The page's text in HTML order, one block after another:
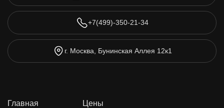
+7(499)-350-21-34
г. Москва, Бунинская Аллея 12к1
Главная
Цены